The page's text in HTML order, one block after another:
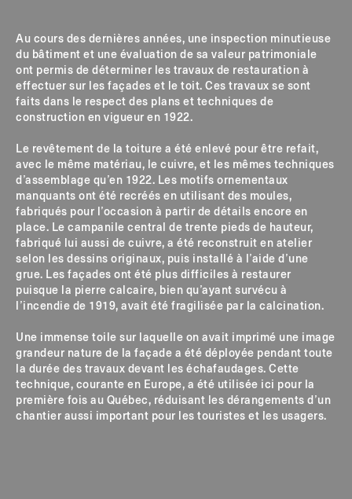
Au cours des dernières années, une inspection minutieuse
du bâtiment et une évaluation de sa valeur patrimoniale
ont permis de déterminer les travaux de restauration à
effectuer sur les façades et le toit. Ces travaux se sont
faits dans le respect des plans et techniques de
construction en vigueur en 1922.
Le revêtement de la toiture a été enlevé pour être refait,
avec le même matériau, le cuivre, et les mêmes techniques
d’assemblage qu’en 1922. Les motifs ornementaux
manquants ont été recréés en utilisant des moules,
fabriqués pour l’occasion à partir de détails encore en
place. Le campanile central de trente pieds de hauteur,
fabriqué lui aussi de cuivre, a été reconstruit en atelier
selon les dessins originaux, puis installé à l’aide d’une
grue. Les façades ont été plus difficiles à restaurer
puisque la pierre calcaire, bien qu’ayant survécu à
l’incendie de 1919, avait été fragilisée par la calcination.
Une immense toile sur laquelle on avait imprimé une image
grandeur nature de la façade a été déployée pendant toute
la durée des travaux devant les échafaudages. Cette
technique, courante en Europe, a été utilisée ici pour la
première fois au Québec, réduisant les dérangements d’un
chantier aussi important pour les touristes et les usagers.